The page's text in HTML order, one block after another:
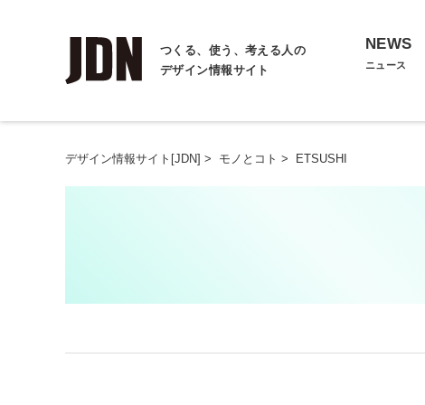
つくる、使う、考える人の
デザイン情報サイト
NEWS
ニュース
デザイン情報サイト[JDN] > モノとコト > ETSUSHI